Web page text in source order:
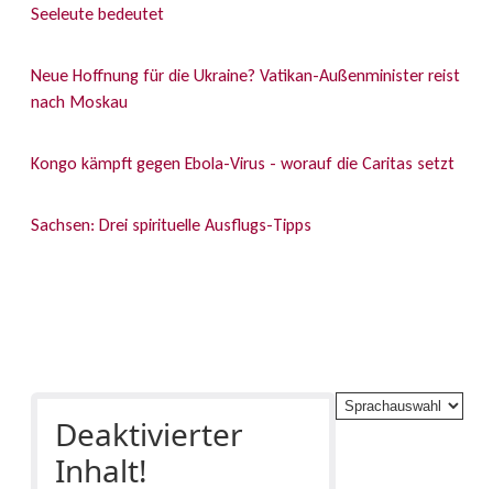
Seeleute bedeutet
Neue Hoffnung für die Ukraine? Vatikan-Außenminister reist
nach Moskau
Kongo kämpft gegen Ebola-Virus - worauf die Caritas setzt
Sachsen: Drei spirituelle Ausflugs-Tipps
Deaktivierter
Inhalt!